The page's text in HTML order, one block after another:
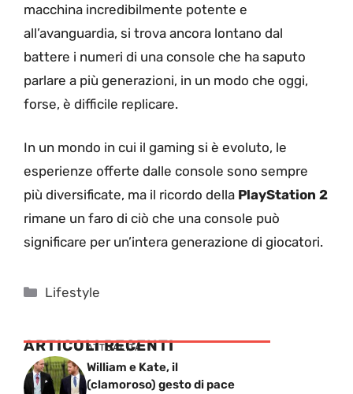
macchina incredibilmente potente e
all’avanguardia, si trova ancora lontano dal
battere i numeri di una console che ha saputo
parlare a più generazioni, in un modo che oggi,
forse, è difficile replicare.
In un mondo in cui il gaming si è evoluto, le
esperienze offerte dalle console sono sempre
più diversificate, ma il ricordo della PlayStation 2
rimane un faro di ciò che una console può
significare per un’intera generazione di giocatori.
Categorie
Lifestyle
ARTICOLI RECENTI
ATTUALITÁ
William e Kate, il
(clamoroso) gesto di pace